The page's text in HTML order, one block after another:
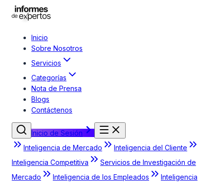
Inicio
Sobre Nosotros
Servicios
Categorías
Nota de Prensa
Blogs
Contáctenos
Inicio de Sesión
Inteligencia de Mercado
Inteligencia del Cliente
Inteligencia Competitiva
Servicios de Investigación de
Mercado
Inteligencia de los Empleados
Inteligencia